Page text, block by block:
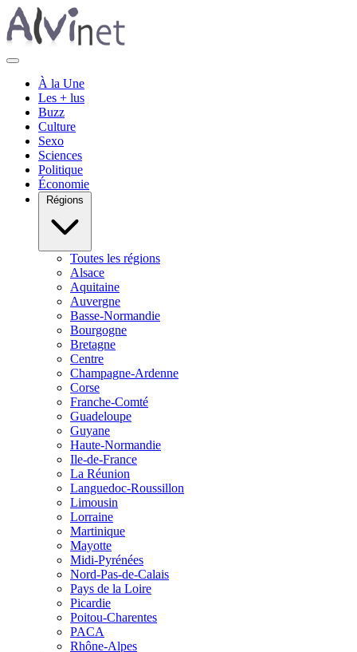
À la Une
Les + lus
Buzz
Culture
Sexo
Sciences
Politique
Économie
Régions
Toutes les régions
Alsace
Aquitaine
Auvergne
Basse-Normandie
Bourgogne
Bretagne
Centre
Champagne-Ardenne
Corse
Franche-Comté
Guadeloupe
Guyane
Haute-Normandie
Ile-de-France
La Réunion
Languedoc-Roussillon
Limousin
Lorraine
Martinique
Mayotte
Midi-Pyrénées
Nord-Pas-de-Calais
Pays de la Loire
Picardie
Poitou-Charentes
PACA
Rhône-Alpes